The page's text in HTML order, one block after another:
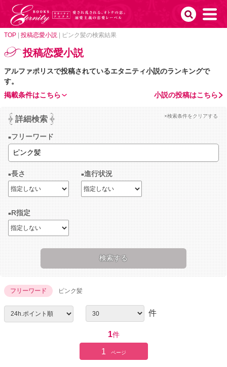
TOP 投稿恋愛小説 ピンク髪の検索結果
投稿恋愛小説
アルファポリスで投稿されているエタニティ小説のランキングで
す。
小説の投稿はこちら
掲載条件はこちら
詳細検索 ×検索条件をクリアする
フリーワード
長さ 進行状況
R指定
フリーワード ピンク髪
件
1件
1 ページ